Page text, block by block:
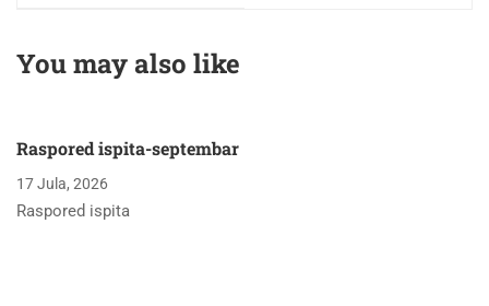
You may also like
Raspored ispita-septembar
17 Jula, 2026
Raspored ispita